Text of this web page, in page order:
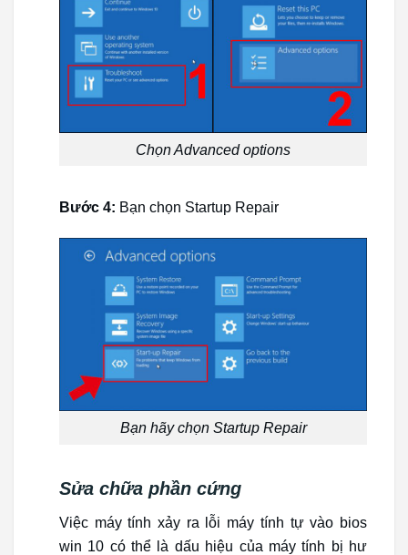
Chọn Advanced options
Bước 4: Bạn chọn Startup Repair
Bạn hãy chọn Startup Repair
Sửa chữa phần cứng
Việc máy tính xảy ra lỗi máy tính tự vào bios
win 10 có thể là dấu hiệu của máy tính bị hư